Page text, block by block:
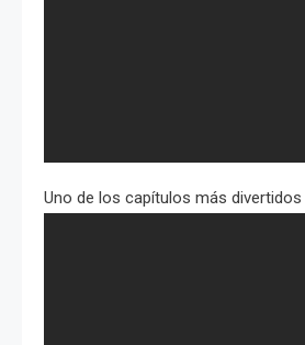
Uno de los capítulos más divertidos